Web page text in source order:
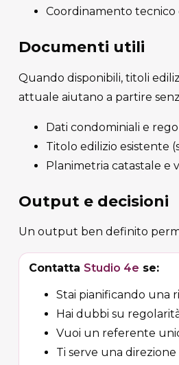
Coordinamento tecnico
Documenti utili
Quando disponibili, titoli
attuale aiutano a partire
Dati condominiali e
Titolo edilizio esistente
Planimetria catastale e
Output e decisioni
Un output ben definito
Contatta Studio 4e se:
Stai pianificando una
Hai dubbi su
Vuoi un referente
Ti serve una